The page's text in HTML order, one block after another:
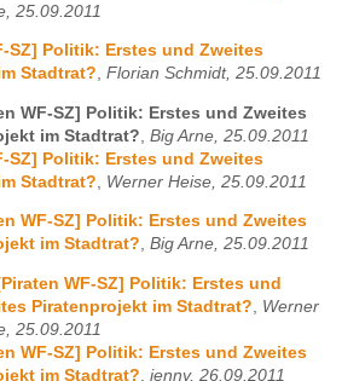
25.09.2011
SZ] Politik: Erstes und Zweites
Stadtrat?, Florian Schmidt, 25.09.2011
WF-SZ] Politik: Erstes und Zweites
im Stadtrat?
Big Arne, 25.09.2011
SZ] Politik: Erstes und Zweites
Stadtrat?
Werner Heise, 25.09.2011
WF-SZ] Politik: Erstes und Zweites
im Stadtrat?, Big Arne, 25.09.2011
WF-SZ] Politik: Erstes und
Piratenprojekt im Stadtrat?
Werner
25.09.2011
WF-SZ] Politik: Erstes und Zweites
im Stadtrat?
jenny, 26.09.2011